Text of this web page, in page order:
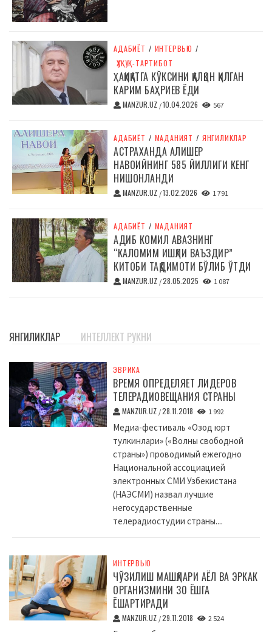
АДАБИЁТ / ИНТЕРВЬЮ /
ҲУҚУҚ-ТАРТИБОТ
ҲАҚИҚАТГА КЎКСИНИ ҚАЛҚОН ҚИЛГАН
КАРИМ БАҲРИЕВ ЁДИ
MANZUR.UZ /10.04.2026 567
АДАБИЁТ / МАДАНИЯТ / ЯНГИЛИКЛАР
АСТРАХАНДА АЛИШЕР
НАВОИЙНИНГ 585 ЙИЛЛИГИ КЕНГ
НИШОНЛАНДИ
MANZUR.UZ /13.02.2026 1 791
АДАБИЁТ / МАДАНИЯТ
АДИБ КОМИЛ АВАЗНИНГ
“КАЛОМИМ ИШҚЛИ ВАЪЗДИР”
КИТОБИ ТАҚДИМОТИ БЎЛИБ ЎТДИ
MANZUR.UZ /28.05.2025 1 087
ЯНГИЛИКЛАР ИНТЕЛЛЕКТ РУКНИ
ЭВРИКА
ВРЕМЯ ОПРЕДЕЛЯЕТ ЛИДЕРОВ
ТЕЛЕРАДИОВЕЩАНИЯ СТРАНЫ
MANZUR.UZ /28.11.2018 1 992
Медиа-фестиваль «Озод юрт
тулкинлари» («Волны свободной
страны») проводимый ежегодно
Национальной ассоциацией
электронных СМИ Узбекистана
(НАЭСМИ) назвал лучшие
негосударственные
телерадиостудии страны....
ИНТЕРВЬЮ
ЧЎЗИЛИШ МАШҚЛАРИ АЁЛ ВА ЭРКАК
ОРГАНИЗМИНИ 30 ЁШГА
ЁШАРТИРАДИ
MANZUR.UZ /29.11.2018 2 524